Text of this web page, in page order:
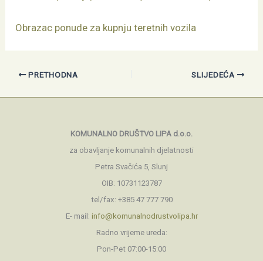
Obrazac ponude za kupnju teretnih vozila
PRETHODNA SLIJEDEĆA
KOMUNALNO DRUŠTVO LIPA d.o.o.
za obavljanje komunalnih djelatnosti
Petra Svačića 5, Slunj
OIB: 10731123787
tel/fax: +385 47 777 790
E- mail: info@komunalnodrustvolipa.hr
Radno vrijeme ureda:
Pon-Pet 07:00-15:00